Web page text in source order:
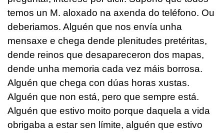
temos un M. aloxado na axenda do teléfono. Ou
deberiamos. Alguén que nos envía unha
mensaxe e chega dende plenitudes pretéritas,
dende reinos que desapareceron dos mapas,
dende unha memoria cada vez máis borrosa.
Alguén que chega con dúas horas xustas.
Alguén que non está, pero que sempre está.
Alguén que estivo moito porque daquela a vida
obrigaba a estar sen límite, alguén que estivo